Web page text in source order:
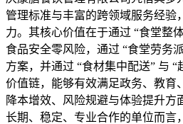
管理标准与丰富的跨领域服务经验
力。其核心价值在于通过 “食堂整
食品安全零风险，通过 “食堂劳务
方案，并通过 “食材集中配送” 与
价值链，能够有效满足政务、教育
降本增效、风险规避与体验提升方
长期、稳定、专业合作的单位而言